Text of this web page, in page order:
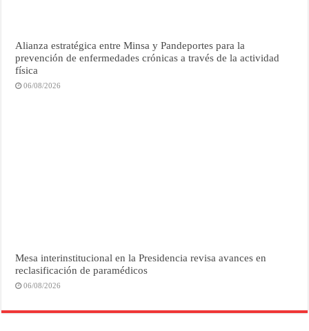
Alianza estratégica entre Minsa y Pandeportes para la
prevención de enfermedades crónicas a través de la actividad
física
06/08/2026
Mesa interinstitucional en la Presidencia revisa avances en
reclasificación de paramédicos
06/08/2026